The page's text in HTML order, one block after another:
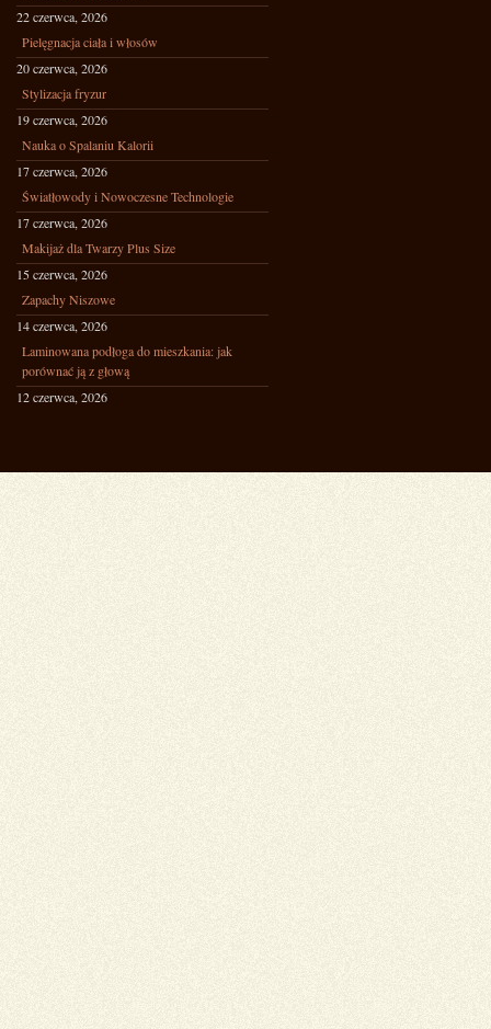
22 czerwca, 2026
Pielęgnacja ciała i włosów
20 czerwca, 2026
Stylizacja fryzur
19 czerwca, 2026
Nauka o Spalaniu Kalorii
17 czerwca, 2026
Światłowody i Nowoczesne Technologie
17 czerwca, 2026
Makijaż dla Twarzy Plus Size
15 czerwca, 2026
Zapachy Niszowe
14 czerwca, 2026
Laminowana podłoga do mieszkania: jak
porównać ją z głową
12 czerwca, 2026